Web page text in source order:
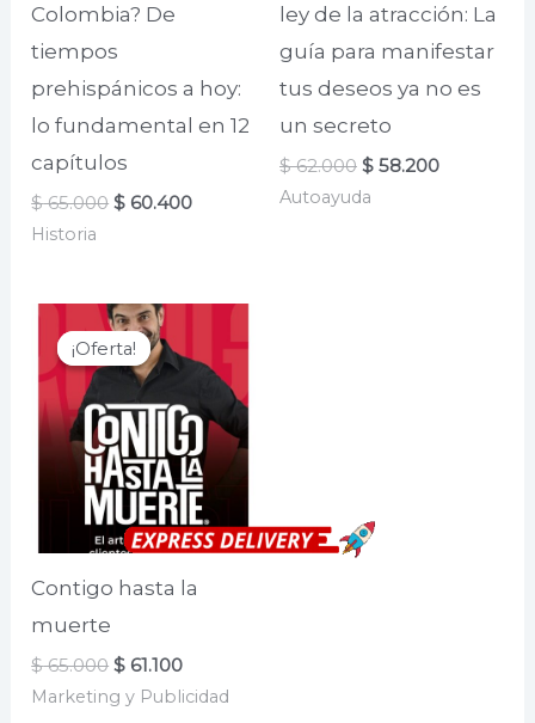
Colombia? De
tiempos
prehispánicos a hoy:
lo fundamental en 12
capítulos
$65.000 El
$ 60.400El
Historia
ley de la atracción: La
guía para manifestar
tus deseos ya no es
un secreto
$62.000 El
original
$ 58.200El
Autoayuda
¡Oferta!
¡Oferta!
Contigo hasta la
muerte
$65.000 El
precio
original
$ 61.100El
precio
actual
Marketing y Publicidad